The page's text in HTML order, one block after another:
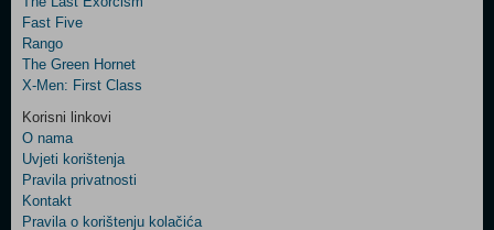
Fast Five
Rango
The Green Hornet
X-Men: First Class
Korisni linkovi
O nama
Uvjeti korištenja
Pravila privatnosti
Kontakt
Pravila o korištenju kolačića